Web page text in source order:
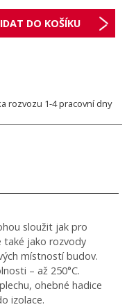
rozvozu 1-4 pracovní dny
sloužit jak pro
také jako rozvody
místností budov.
– až 250°C.
ohebné hadice
izolace.